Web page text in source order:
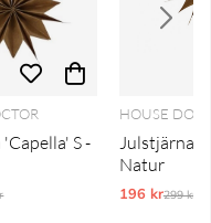
S -
pris:
HOUSE
Julstjärna
Natur
196 kr299 kr